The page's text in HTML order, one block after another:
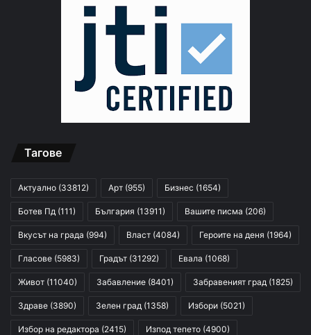
Тагове
Актуално (33812) Арт (955) Бизнес (1654)
Ботев Пд (111) България (13911) Вашите писма (206)
Вкусът на града (994) Власт (4084) Героите на деня (1964)
Гласове (5983) Градът (31292) Евала (1068)
Живот (11040) Забавление (8401) Забравеният град (1825)
Здраве (3890) Зелен град (1358) Избори (5021)
Избор на редактора (2415) Изпод тепето (4900)